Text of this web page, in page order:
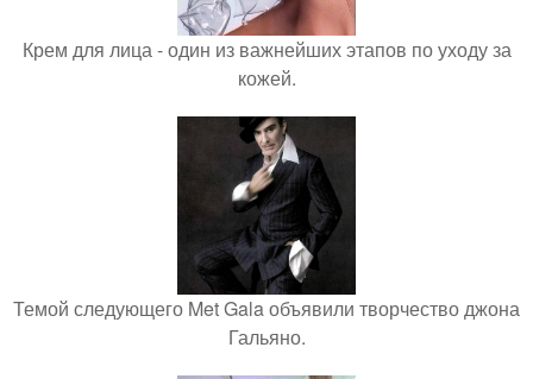
Крем для лица - один из важнейших этапов по уходу за
кожей.
Темой следующего Met Gala объявили творчество джона
Гальяно.